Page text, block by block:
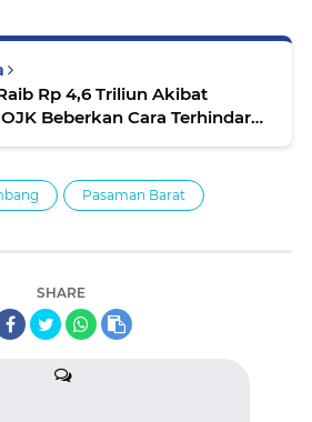
Rp 4,6 Triliun Akibat
Beberkan Cara Terhindar
Pasaman Barat
SHARE